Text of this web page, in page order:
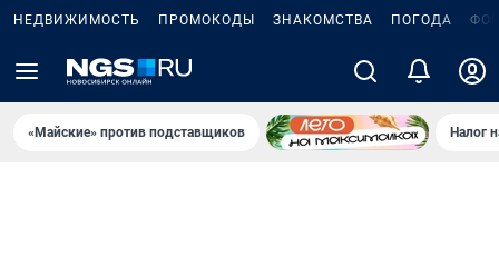
НЕДВИЖИМОСТЬ ПРОМОКОДЫ ЗНАКОМСТВА ПОГОДА
«Майские» против подставщиков Налог